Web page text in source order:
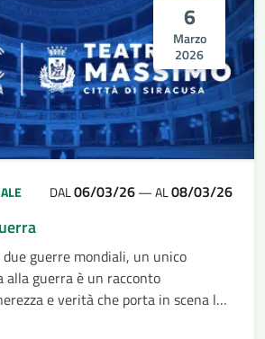
6
Marzo
2026
DAL06/03/26—AL08/03/26
guerre mondiali, un unico
alla guerra è un racconto
e verità che porta in scena la